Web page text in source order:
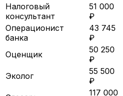
Налоговый
консультант
51 000
₽
Операционист
банка
43 745
₽
Оценщик
50 250
₽
Эколог
55 500
₽
117 000